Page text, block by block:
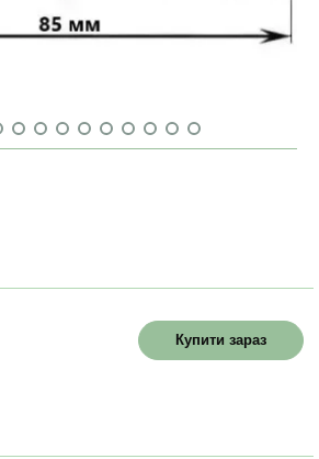
Купити зараз